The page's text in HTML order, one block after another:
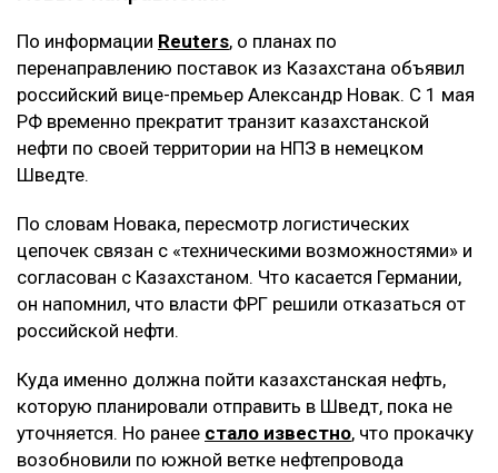
По информации Reuters, о планах по
перенаправлению поставок из Казахстана объявил
российский вице-премьер Александр Новак. С 1 мая
РФ временно прекратит транзит казахстанской
нефти по своей территории на НПЗ в немецком
Шведте.
По словам Новака, пересмотр логистических
цепочек связан с «техническими возможностями» и
согласован с Казахстаном. Что касается Германии,
он напомнил, что власти ФРГ решили отказаться от
российской нефти.
Куда именно должна пойти казахстанская нефть,
которую планировали отправить в Шведт, пока не
уточняется. Но ранее стало известно, что прокачку
возобновили по южной ветке нефтепровода